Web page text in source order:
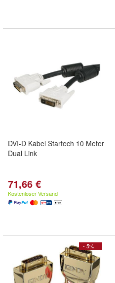
DVI-D Kabel Startech 10 Meter
Dual Link
71,66 €
Kostenloser Versand
- 5%